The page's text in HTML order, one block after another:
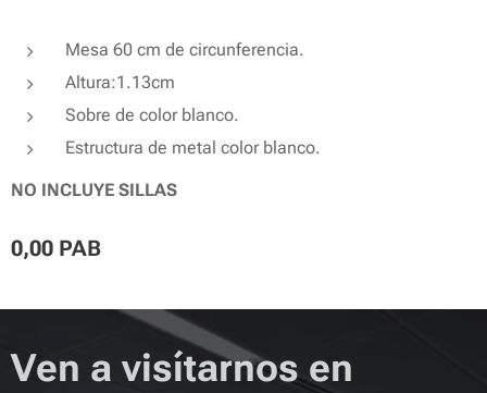
Mesa 60 cm de circunferencia.
Altura:1.13cm
Sobre de color blanco.
Estructura de metal color blanco.
NO INCLUYE SILLAS
0,00 PAB
Ven a visítarnos en